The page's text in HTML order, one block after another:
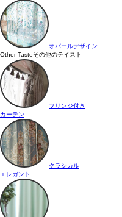
オパールデザイン
Other Tasteその他のテイスト
フリンジ付き
カーテン
クラシカル
エレガント